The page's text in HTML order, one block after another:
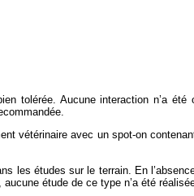
tolérée. Aucune interaction n’a
vétérinaire avec un spot-on
les études sur le terrain. En
étude de ce type n’a été